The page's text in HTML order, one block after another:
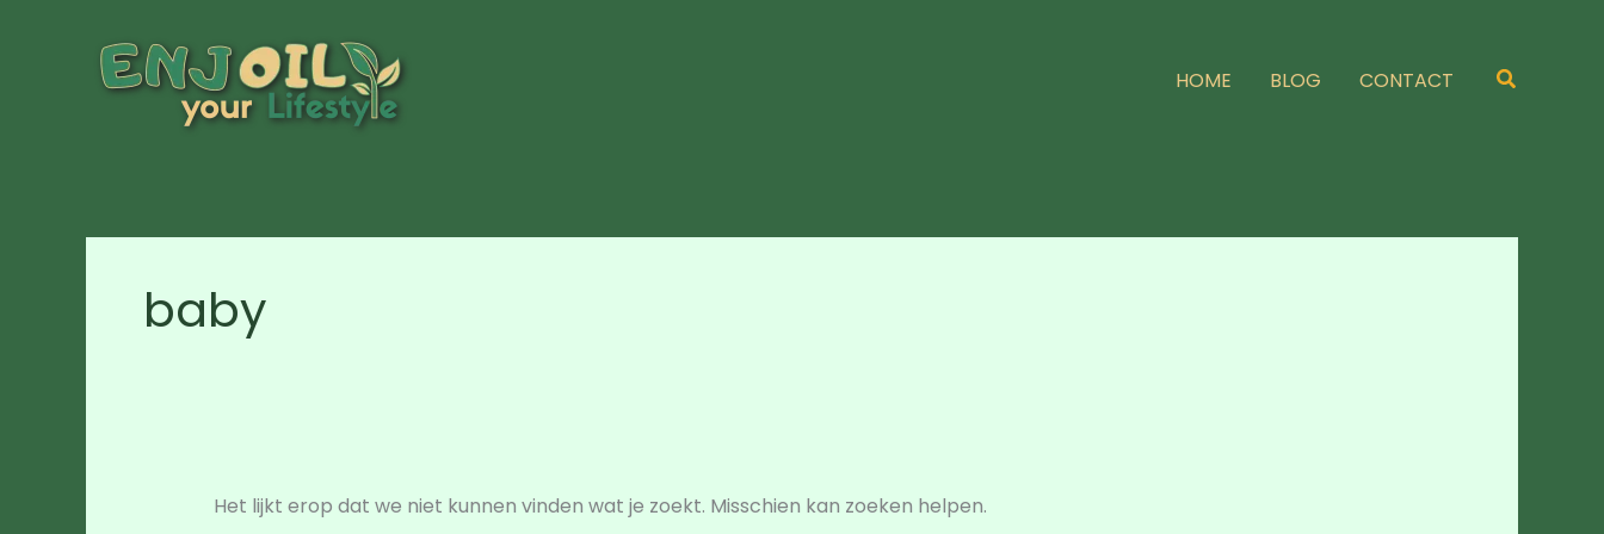
HOME BLOG CONTACT Zoeken
baby
Het lijkt erop dat we niet kunnen vinden wat je zoekt. Misschien kan zoeken helpen.